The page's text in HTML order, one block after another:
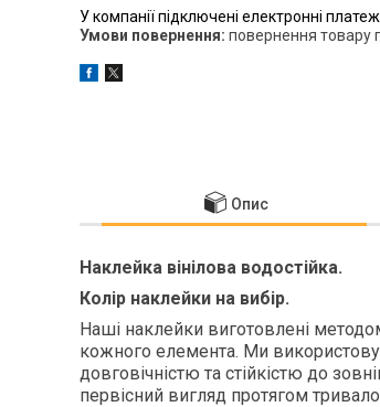
У компанії підключені електронні
повернення товару
Опис
Наклейка вінілова водостійка.
Колір наклейки на вибір.
Наші наклейки виготовлені
кожного елемента. Ми
довговічністю та стійкістю до
первісний вигляд протягом